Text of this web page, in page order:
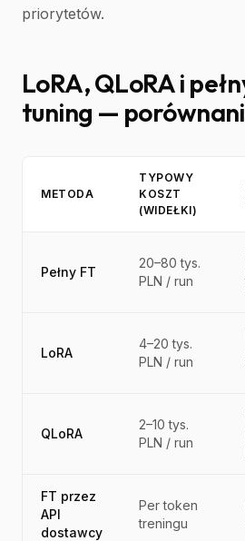
priorytetów.
LoRA, QLoRA i
tuning —
METODA
TYPOWY
KOSZT
(WIDEŁKI)
Pełny FT
20–80 tys.
PLN / run
LoRA
4–20 tys.
PLN / run
QLoRA
2–10 tys.
PLN / run
FT przez
API
dostawcy
Per token
treningu